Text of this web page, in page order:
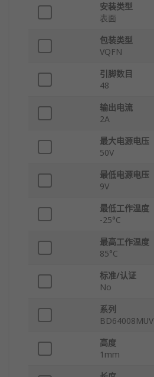
安装类型
表面
包装类型
VQFN
引脚数目
48
输出电流
2A
最大电源电压
50V
最低电源电压
9V
最低工作温度
-25°C
最高工作温度
85°C
标准/认证
No
系列
BD64008MUV
高度
1mm